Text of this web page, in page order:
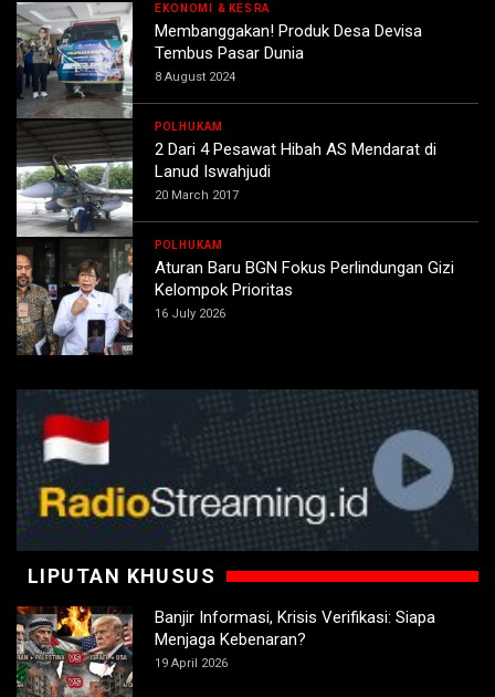
EKONOMI & KESRA
Membanggakan! Produk Desa Devisa
Tembus Pasar Dunia
8 August 2024
POLHUKAM
2 Dari 4 Pesawat Hibah AS Mendarat di
Lanud Iswahjudi
20 March 2017
POLHUKAM
Aturan Baru BGN Fokus Perlindungan Gizi
Kelompok Prioritas
16 July 2026
LIPUTAN KHUSUS
Banjir Informasi, Krisis Verifikasi: Siapa
Menjaga Kebenaran?
19 April 2026